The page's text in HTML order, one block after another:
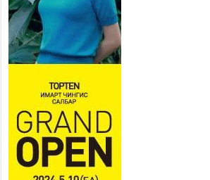
Байнгын хорооны дарга Г.Тэмүүлэн тэргүүтэй
УИХ-ын гишүүд БНСУ-ын Үндэсний Ассамблейн
гишүүдийг хүлээн авч уулзав
2026 оны 8 сар 6 / 16 цаг 24 минут
ТЭЗҮ-ийг боловсруулах ажил 90 хувийн
гүйцэтгэлтэй байна
2026 оны 8 сар 6 / 14 цаг 14 минут
Татварын өрийг барагдуулахдаа орлогын 30
хувийг татвар төлөгчид үлдээхээр хуульчилж,
татварын тайлангаа залруулах хугацааг хоёр
жил болгон сунгажээ